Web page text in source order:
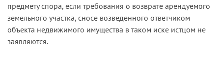
предмету спора, если требования о возврате аренду­емого
земельного участка, сносе возведенного ответчиком
объекта недвижимого имущества в таком иске истцом не
заявляются.